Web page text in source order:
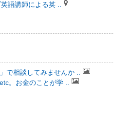
語講師による英 ..
で相談してみませんか ..
。お金のことが学 ..